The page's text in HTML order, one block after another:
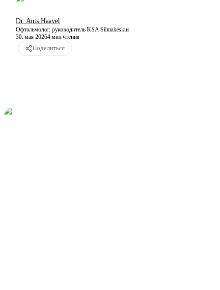
Dr. Ants Haavel
Офтальмолог, руководитель KSA Silmakeskus
30. мая 20264 мин чтения
Поделиться